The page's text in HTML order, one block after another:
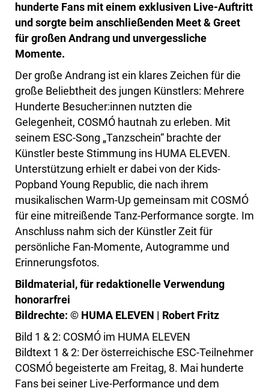
hunderte Fans mit einem exklusiven Live-Auftritt
und sorgte beim anschließenden Meet & Greet
für großen Andrang und unvergessliche
Momente.
Der große Andrang ist ein klares Zeichen für die
große Beliebtheit des jungen Künstlers: Mehrere
Hunderte Besucher:innen nutzten die
Gelegenheit, COSMÓ hautnah zu erleben. Mit
seinem ESC-Song „Tanzschein“ brachte der
Künstler beste Stimmung ins HUMA ELEVEN.
Unterstützung erhielt er dabei von der Kids-
Popband Young Republic, die nach ihrem
musikalischen Warm-Up gemeinsam mit COSMÓ
für eine mitreißende Tanz-Performance sorgte. Im
Anschluss nahm sich der Künstler Zeit für
persönliche Fan-Momente, Autogramme und
Erinnerungsfotos.
Bildmaterial, für redaktionelle Verwendung
honorarfrei
Bildrechte: © HUMA ELEVEN | Robert Fritz
Bild 1 & 2: COSMÓ im HUMA ELEVEN
Bildtext 1 & 2: Der österreichische ESC-Teilnehmer
COSMÓ begeisterte am Freitag, 8. Mai hunderte
Fans bei seiner Live-Performance und dem